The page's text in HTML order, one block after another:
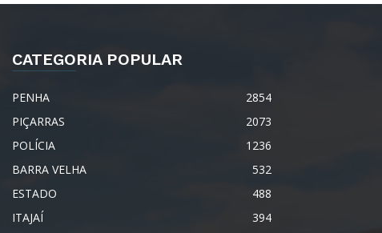
CATEGORIA POPULAR
PENHA
2854
PIÇARRAS
2073
POLÍCIA
1236
BARRA VELHA
532
ESTADO
488
ITAJAÍ
394